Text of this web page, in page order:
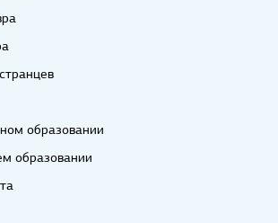
образовании
образовании